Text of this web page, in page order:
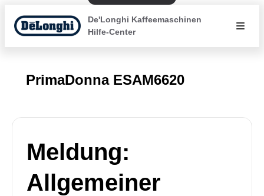
De'Longhi Kaffeemaschinen
Hilfe-Center
PrimaDonna ESAM6620
Meldung:
Allgemeiner